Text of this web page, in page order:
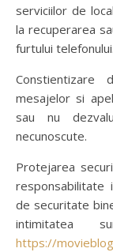
serviciilor de
la recuperarea
furtului telefonului.
Constientizare
mesajelor si
sau nu
necunoscute.
Protejarea
responsabilitate
de securitate
intimitatea
https://